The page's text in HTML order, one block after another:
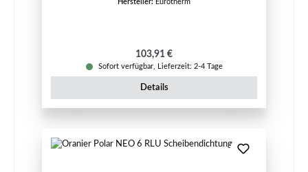
Hersteller: Eurotherm
Regulärer Preis:
103,91 €
Sofort verfügbar, Lieferzeit: 2-4 Tage
Details